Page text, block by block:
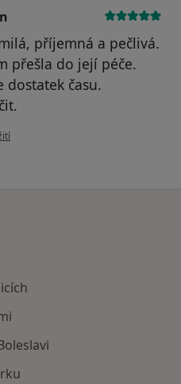
příjemná a pečlivá.
přešla do její péče.
dostatek času.
Váš účet byl odstraněn